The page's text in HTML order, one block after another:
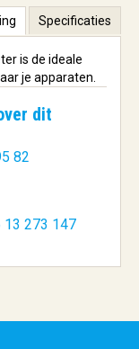
Specificaties
is de ideale
je apparaten.
dit
82
13 273 147